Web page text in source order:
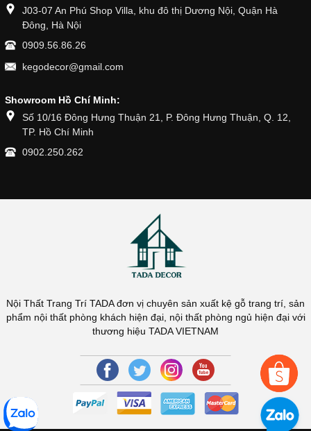
J03-07 An Phú Shop Villa, khu đô thị Dương Nội, Quận Hà
Đông, Hà Nội
0909.56.86.26
kegodecor@gmail.com
Showroom Hồ Chí Minh:
Số 10/16 Đông Hưng Thuận 21, P. Đông Hưng Thuận, Q. 12,
TP. Hồ Chí Minh
0902.250.262
Nội Thất Trang Trí TADA đơn vị chuyên sản xuất kệ gỗ trang trí, sản
phẩm nội thất phòng khách hiện đại, nội thất phòng ngủ hiện đại với
thương hiệu TADA VIETNAM